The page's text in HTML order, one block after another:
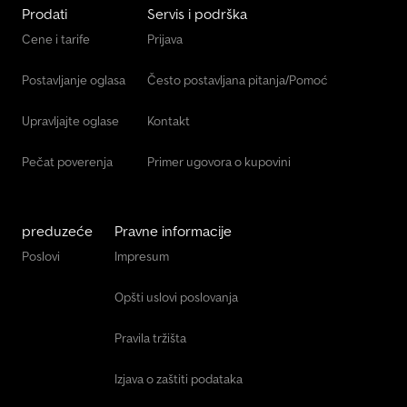
Prodati
Cene i tarife
Postavljanje oglasa
Upravljajte oglase
Pečat poverenja
Servis i podrška
Prijava
Često postavljana pitanja/Pomoć
Kontakt
Primer ugovora o kupovini
preduzeće
Poslovi
Pravne informacije
Impresum
Opšti uslovi poslovanja
Pravila tržišta
Izjava o zaštiti podataka